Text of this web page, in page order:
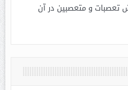
تعصبات و متعصبین در آن